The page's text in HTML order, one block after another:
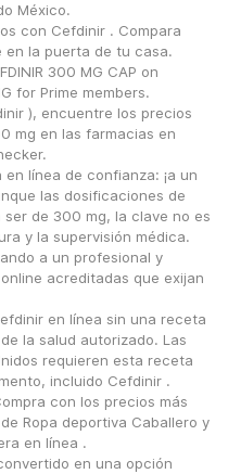
México.
con Cefdinir . Compara
en la puerta de tu casa.
300 MG CAP on
for Prime members.
), encuentre los precios
mg en las farmacias en
línea de confianza: ¡a un
las dosificaciones de
de 300 mg, la clave no es
y la supervisión médica.
a un profesional y
acreditadas que exijan
en línea sin una receta
la salud autorizado. Las
requieren esta receta
incluido Cefdinir .
con los precios más
Ropa deportiva Caballero y
en línea .
en una opción